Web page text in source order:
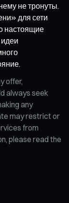
не тронуты.
для сети
настоящие
offer,
always seek
any
may restrict or
from
please read the